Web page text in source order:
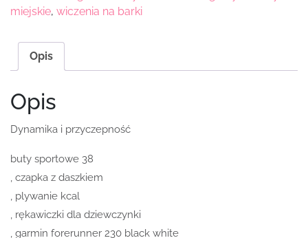
miejskie, wiczenia na barki
Opis
Opis
Dynamika i przyczepność
buty sportowe 38
, czapka z daszkiem
, plywanie kcal
, rękawiczki dla dziewczynki
, garmin forerunner 230 black white